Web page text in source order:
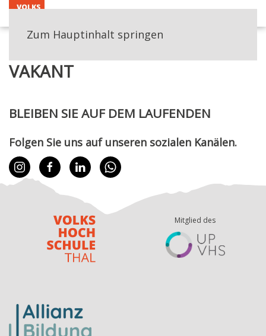
Zum Hauptinhalt springen
VAKANT
VAKANT
BLEIBEN SIE AUF DEM LAUFENDEN
Folgen Sie uns auf unseren sozialen Kanälen.
Mitglied des